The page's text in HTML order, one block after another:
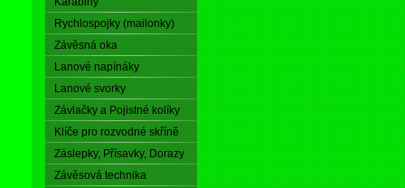
Rychlospojky (mailonky)
Závěsná oka
Lanové napínáky
Lanové svorky
Závlačky a Pojistné kolíky
Klíče pro rozvodné skříně
Záslepky, Přísavky, Dorazy
Závěsová technika